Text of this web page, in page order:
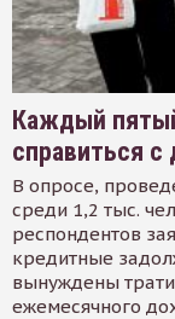
Каждый
справиться с
В опросе,
среди 1,2 тыс.
респондентов
кредитные
вынуждены
ежемесячного